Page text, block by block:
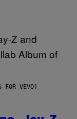
FOR VEVO)